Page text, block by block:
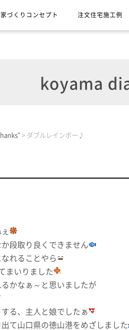
家づくりコンセプト 注文住宅施工例
koyama
> ダブルレインボー♪
段取り良くできません
れることやら
まいりました
かなぁ～と思いましたが
る、主人と娘でしたぁ
て山口県の徳山港をめざしました